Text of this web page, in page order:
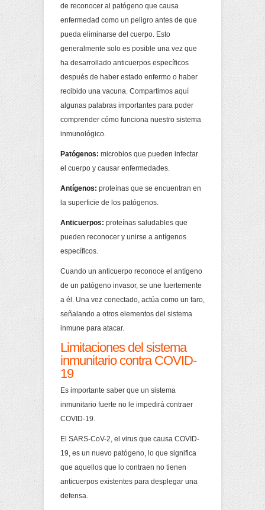
de reconocer al patógeno que causa
enfermedad como un peligro antes de que
pueda eliminarse del cuerpo. Esto
generalmente solo es posible una vez que
ha desarrollado anticuerpos específicos
después de haber estado enfermo o haber
recibido una vacuna. Compartimos aquí
algunas palabras importantes para poder
comprender cómo funciona nuestro sistema
inmunológico.
Patógenos: microbios que pueden infectar
el cuerpo y causar enfermedades.
Antígenos: proteínas que se encuentran en
la superficie de los patógenos.
Anticuerpos: proteínas saludables que
pueden reconocer y unirse a antígenos
específicos.
Cuando un anticuerpo reconoce el antígeno
de un patógeno invasor, se une fuertemente
a él. Una vez conectado, actúa como un faro,
señalando a otros elementos del sistema
inmune para atacar.
Limitaciones del sistema
inmunitario contra COVID-
19
Es importante saber que un sistema
inmunitario fuerte no le impedirá contraer
COVID-19.
El SARS-CoV-2, el virus que causa COVID-
19, es un nuevo patógeno, lo que significa
que aquellos que lo contraen no tienen
anticuerpos existentes para desplegar una
defensa.